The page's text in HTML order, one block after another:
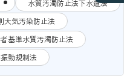
水質汚濁防止法下水道法
大気汚染防止法
基準水質汚濁防止法
動規制法